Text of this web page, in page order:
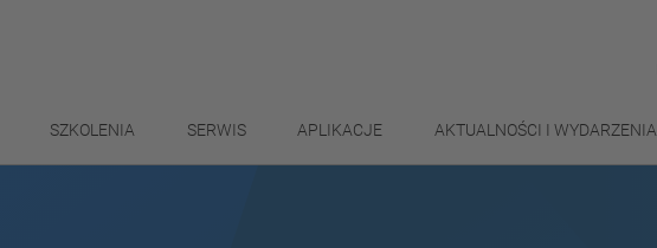
SZKOLENIA SERWIS APLIKACJE AKTUALNOŚCI I WYDARZENIA